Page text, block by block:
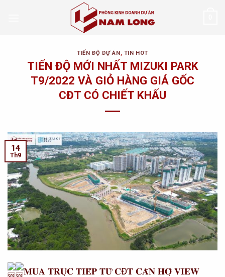
TIẾN ĐỘ DỰ ÁN, TIN HOT
TIẾN ĐỘ MỚI NHẤT MIZUKI PARK
T9/2022 VÀ GIỎ HÀNG GIÁ GỐC
CĐT CÓ CHIẾT KHẤU
14
Th9
𝐌𝐔𝐀 𝐓𝐑𝐔̛̣𝐂 𝐓𝐈𝐄̂́𝐏 𝐓𝐔̛̀ 𝐂Đ𝐓 𝐂𝐀̆𝐍 𝐇𝐎̣̂ 𝐕𝐈𝐄𝐖